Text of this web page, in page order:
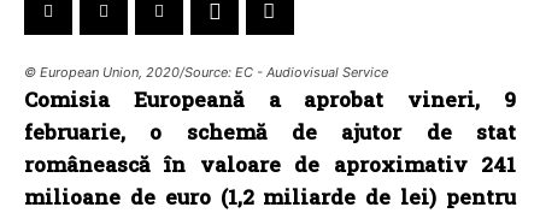
© European Union, 2020/Source: EC - Audiovisual Service
Comisia Europeană a aprobat vineri, 9
februarie, o schemă de ajutor de stat
românească în valoare de aproximativ 241
milioane de euro (1,2 miliarde de lei) pentru